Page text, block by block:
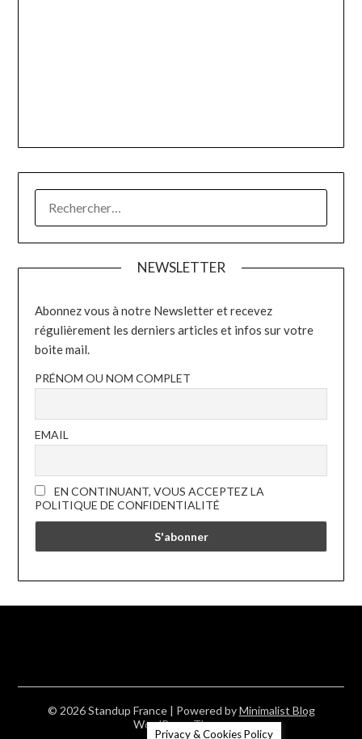
NEWSLETTER
Abonnez vous à notre Newsletter et recevez
régulièrement les derniers articles et infos sur votre
boite mail.
PRÉNOM OU NOM COMPLET
EMAIL
EN CONTINUANT, VOUS ACCEPTEZ LA
POLITIQUE DE CONFIDENTIALITÉ
© 2026 Standup France | Powered byMinimalist Blog
WordPress Theme
Privacy & Cookies Policy